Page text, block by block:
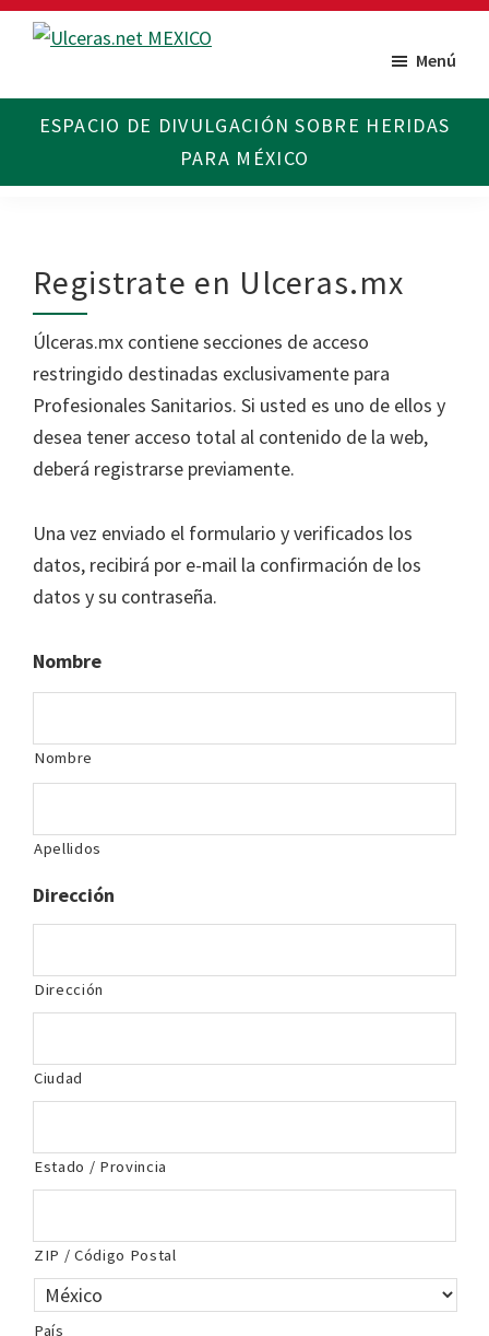
Saltar
Saltar
divulgativo
sobre
Menú
Registrate en Ulceras.mx
Úlceras.mx contiene secciones de acceso
restringido destinadas exclusivamente para
Profesionales Sanitarios. Si usted es uno de ellos y
desea tener acceso total al contenido de la web,
deberá registrarse previamente.
Una vez enviado el formulario y verificados los
datos, recibirá por e-mail la confirmación de los
datos y su contraseña.
Nombre
Nombre
Apellidos
Dirección
Dirección
Ciudad
Estado / Provincia
ZIP / Código Postal
País